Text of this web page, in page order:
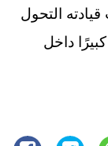
التحول
داخل